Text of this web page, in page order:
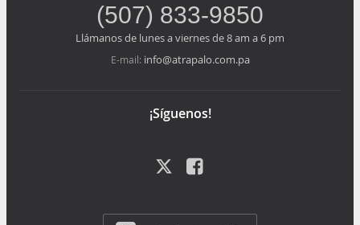
(507) 833-9850
Llámanos de lunes a viernes de 8 am a 6 pm
E-mail: info@atrapalo.com.pa
¡Síguenos!